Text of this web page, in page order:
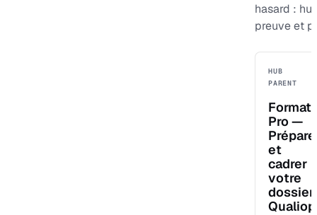
hasard :
preuve et
HUB
PARENT
Pro —
et
cadrer
votre
dossier